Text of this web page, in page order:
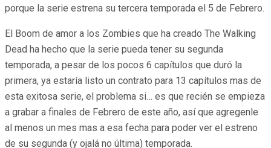
porque la serie estrena su tercera temporada el 5 de Febrero.
El Boom de amor a los Zombies que ha creado The Walking
Dead ha hecho que la serie pueda tener su segunda
temporada, a pesar de los pocos 6 capítulos que duró la
primera, ya estaría listo un contrato para 13 capítulos mas de
esta exitosa serie, el problema si… es que recién se empieza
a grabar a finales de Febrero de este año, así que agregenle
al menos un mes mas a esa fecha para poder ver el estreno
de su segunda (y ojalá no última) temporada.